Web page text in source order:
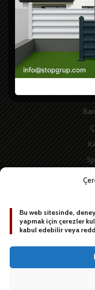
Bu web sitesinde,
yapmak için çerezler
kabul edebilir veya
[contact-form-7